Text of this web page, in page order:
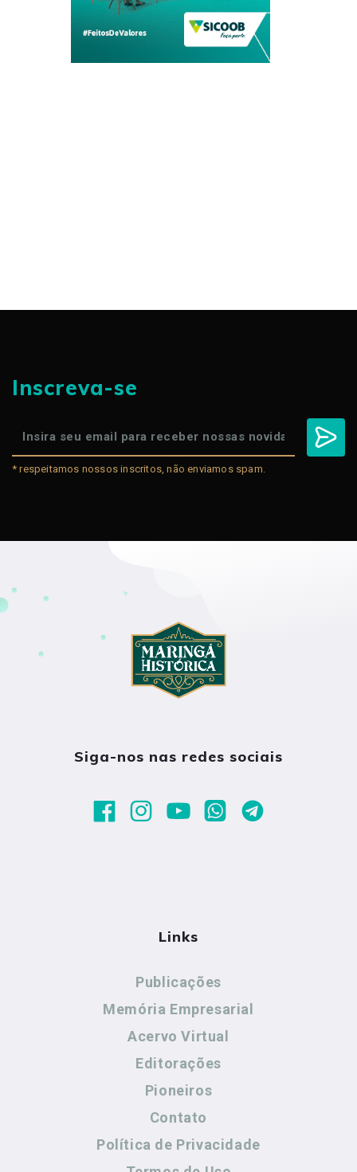
Inscreva-se
* respeitamos nossos inscritos, não enviamos spam.
Siga-nos nas redes sociais
Links
Publicações
Memória Empresarial
Acervo Virtual
Editorações
Pioneiros
Contato
Política de Privacidade